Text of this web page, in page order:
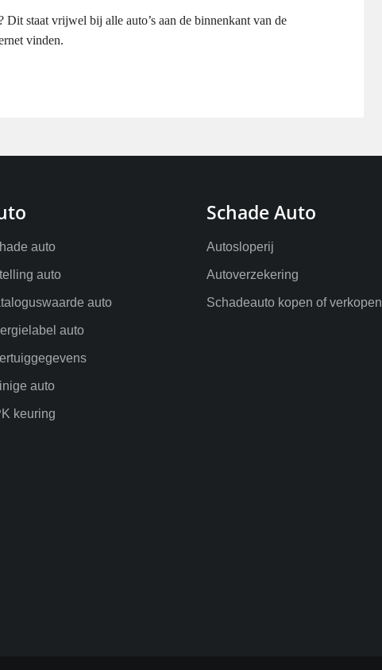
Dit staat vrijwel bij alle auto’s aan de binnenkant van de
vinden.
auto
auto
auto
auto
auto
keuring
Schade Auto
Autosloperij
Autoverzekering
Schadeauto kopen of verkopen